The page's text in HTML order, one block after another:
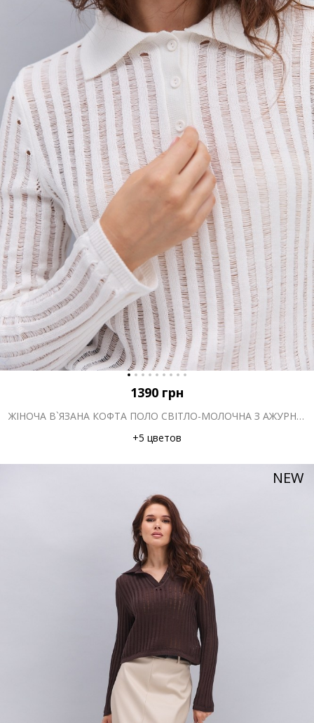
1390 грн
ЖІНОЧА В`ЯЗАНА КОФТА ПОЛО СВІТЛО-МОЛОЧНА З АЖУРНИМИ СМУЖКАМИ
+5 цветов
NEW